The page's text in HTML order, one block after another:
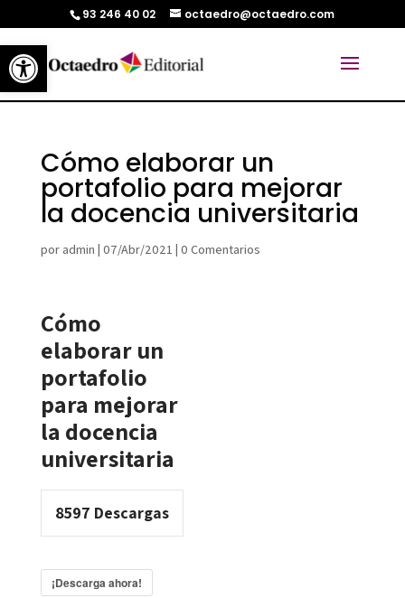
Abrir barra de herramientas
93 246 40 02 octaedro@octaedro.com
Cómo elaborar un
portafolio para mejorar
la docencia universitaria
por admin | 07/Abr/2021 | 0 Comentarios
Cómo
elaborar un
portafolio
para mejorar
la docencia
universitaria
8597 Descargas
¡Descarga ahora!